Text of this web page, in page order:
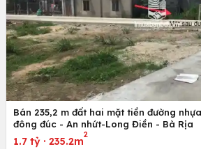
Bán 235,2 m đất hai mặt tiền đường
đông đúc - An nhứt-Long Điền - Bà Rịa
1.7 tỷ · 235.2m
2